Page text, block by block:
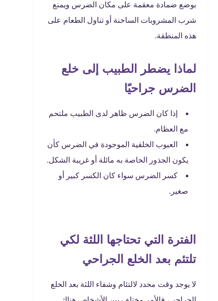
بوضع ضمادة معقمة على مكان الضرس ويمنع
شرب المشروبات الساخنة أو تناول الطعام على
هذه المنطقة.
لماذا يضطر الطبيب إلى خلع
الضرس جراحيًا
إذا كان الضرس ظاهر لدى الطبيب ملتحم
مع العظام.
العيوب الخلقية الموجودة في الضرس كأن
يكون الجذور الخاصة به مائلة أو غريبة الشكل.
كسر الضرس سواء كان الكسر كبير أو
صغير.
الفترة التي تحتاجها اللثة لكي
تلتئم بعد الخلع الجراحي
لا يوجد وقت محدد لالتئام وشفاء اللثة بعد الخلع